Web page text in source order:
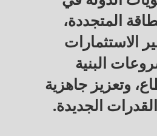
المتجددة،
الاستثمارات
البنية
وتعزيز جاهزية
الجديدة.